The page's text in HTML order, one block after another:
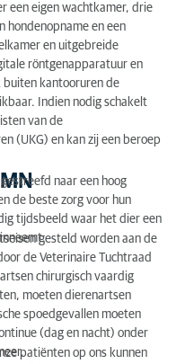
een eigen wachtkamer, drie
hondenopname en een
en uitgebreide
röntgenapparatuur en
buiten kantooruren de
Indien nodig schakelt
van de
(UKG) en kan zij een beroep
naar een hoog
de beste zorg voor hun
tijdsbeeld waar het dier een
gesteld worden aan de
de Veterinaire Tuchtraad
chirurgisch vaardig
moeten dierenartsen
spoedgevallen moeten
(dag en nacht) onder
patiënten op ons kunnen